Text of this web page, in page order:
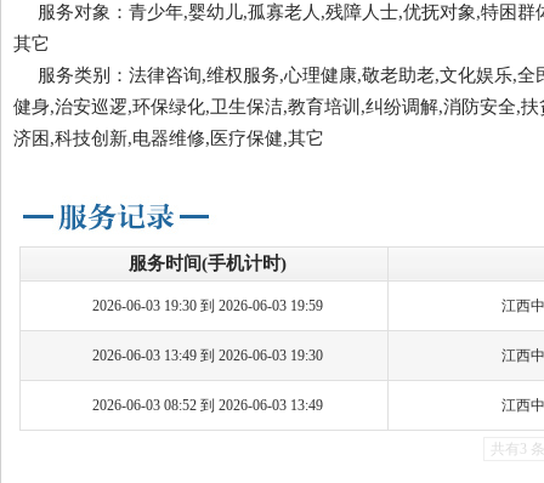
服务对象：青少年,婴幼儿,孤寡老人,残障人士,优抚对象,特困群
其它
服务类别：法律咨询,维权服务,心理健康,敬老助老,文化娱乐,全
健身,治安巡逻,环保绿化,卫生保洁,教育培训,纠纷调解,消防安全,扶
济困,科技创新,电器维修,医疗保健,其它